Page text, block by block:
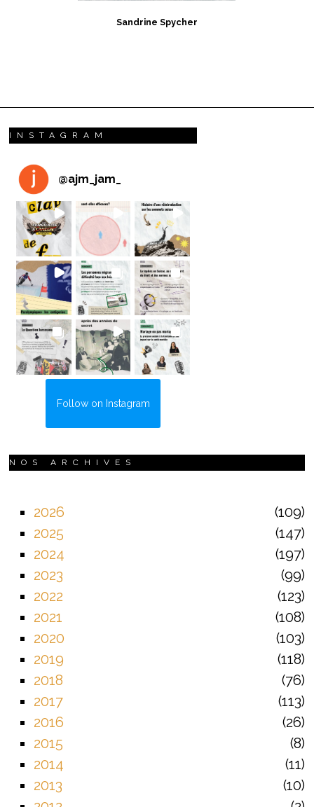
Sandrine Spycher
INSTAGRAM
@ajm_jam_
Follow on Instagram
NOS ARCHIVES
2026
109
2025
147
2024
197
2023
99
2022
123
2021
108
2020
103
2019
118
2018
76
2017
113
2016
26
2015
8
2014
11
2013
10